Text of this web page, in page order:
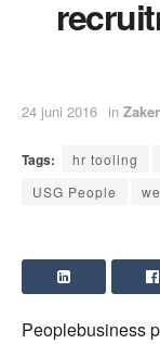
24 juni 2016 in
Tags: hr tooling
USG People
Peoplebusiness